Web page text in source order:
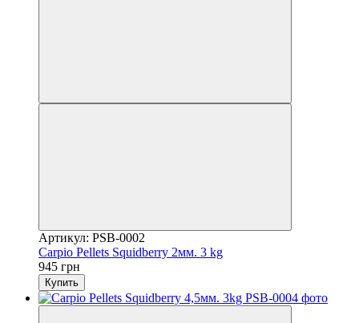
Артикул: PSB-0002
Carpio Pellets Squidberry 2мм. 3 kg
945 грн
Купить